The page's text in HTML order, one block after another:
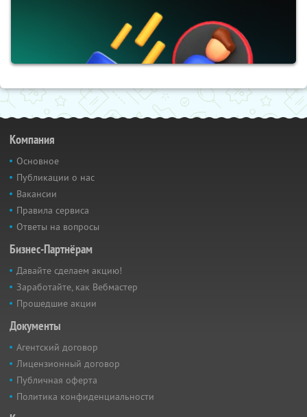
Компания
Основное
Публикации о нас
Вакансии
Правила сервиса
Ответы на вопросы
Бизнес-Партнёрам
Давайте сделаем акцию!
Заработайте, как Вебмастер
Прошедшие акции
Документы
Агентский договор
Лицензионный договор
Публичная оферта
Политика конфиденциальности